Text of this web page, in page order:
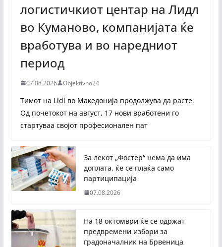
логистичкиот центар на Лидл
во Куманово, компанијата ќе
вработува и во наредниот
период
07.08.2026 Objektivno24
Тимот на Lidl во Македонија продолжува да расте.
Од почетокот на август, 17 нови вработени го
стартуваа својот професионален пат
За лекот „Фостер“ нема да има
доплата, ќе се плаќа само
партиципација
07.08.2026
На 18 октомври ќе се одржат
предвремени избори за
градоначалник на Брвеница